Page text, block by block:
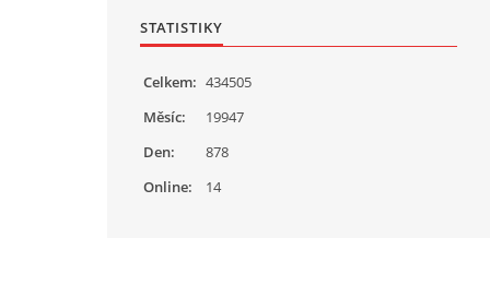
STATISTIKY
Online: 14
Celkem: 434505
Měsíc:
19947
Den:
878